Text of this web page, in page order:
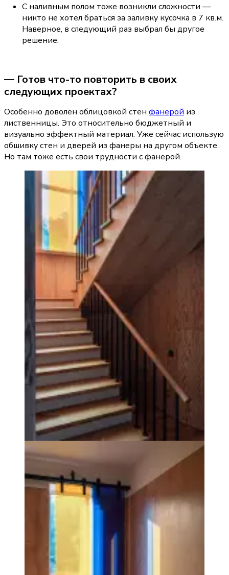
С наливным полом тоже возникли сложности —
никто не хотел браться за заливку кусочка в 7 кв.м.
Наверное, в следующий раз выбрал бы другое
решение.
— Готов что-то повторить в своих
следующих проектах?
Особенно доволен облицовкой стен фанерой из
лиственницы. Это относительно бюджетный и
визуально эффектный материал. Уже сейчас использую
обшивку стен и дверей из фанеры на другом объекте.
Но там тоже есть свои трудности с фанерой.